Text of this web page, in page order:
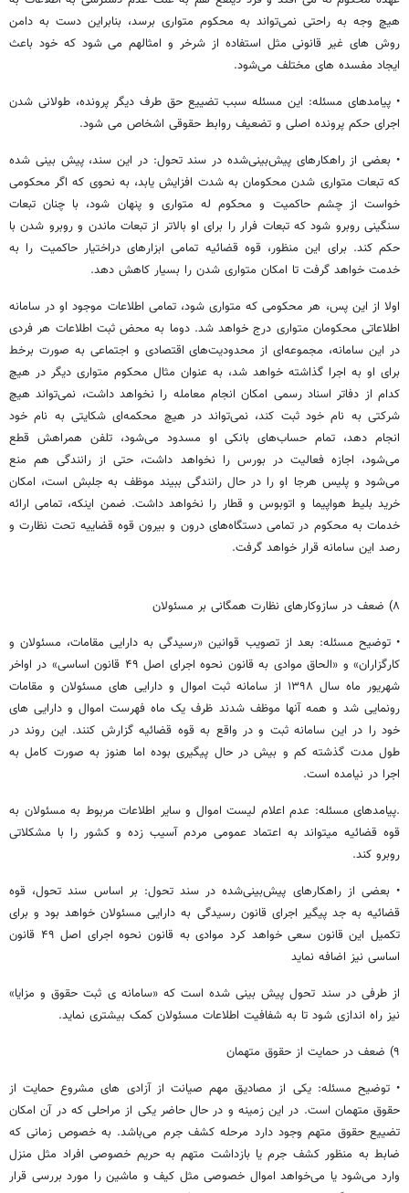
هیچ وجه به راحتی نمی‌تواند به محکوم متواری برسد، بنابراین دست به دامن
روش های غیر قانونی مثل استفاده از شرخر و امثالهم می شود که خود باعث
ایجاد مفسده های مختلف می‌شود.
• پیامدهای مسئله: این مسئله سبب تضییع حق طرف دیگر پرونده، طولانی شدن
اجرای حکم پرونده اصلی و تضعیف روابط حقوقی اشخاص می شود.
• بعضی از راهکارهای پیش‌بینی‌شده در سند تحول: در این سند، پیش بینی شده
که تبعات متواری شدن محکومان به شدت افزایش یابد، به نحوی که اگر محکومی
خواست از چشم حاکمیت و محکوم له متواری و پنهان شود، با چنان تبعات
سنگینی روبرو شود که تبعات فرار را برای او بالاتر از تبعات ماندن و روبرو شدن با
حکم کند. برای این منظور، قوه قضائیه تمامی ابزارهای دراختیار حاکمیت را به
خدمت خواهد گرفت تا امکان متواری شدن را بسیار کاهش دهد.
اولا از این پس، هر محکومی که متواری شود، تمامی اطلاعات موجود او در سامانه
اطلاعاتی محکومان متواری درج خواهد شد. دوما به محض ثبت اطلاعات هر فردی
در این سامانه، مجموعه‌ای از محدودیت‌های اقتصادی و اجتماعی به صورت برخط
برای او به اجرا گذاشته خواهد شد، به عنوان مثال محکوم متواری دیگر در هیچ
کدام از دفاتر اسناد رسمی امکان انجام معامله را نخواهد داشت، نمی‌تواند هیچ
شرکتی به نام خود ثبت کند، نمی‌تواند در هیچ محکمه‌ای شکایتی به نام خود
انجام دهد، تمام حساب‌های بانکی او مسدود می‌شود، تلفن همراهش قطع
می‌شود، اجازه فعالیت در بورس را نخواهد داشت، حتی از رانندگی هم منع
می‌شود و پلیس هرجا او را در حال رانندگی ببیند موظف به جلبش است، امکان
خرید بلیط هواپیما و اتوبوس و قطار را نخواهد داشت. ضمن اینکه، تمامی ارائه
خدمات به محکوم در تمامی دستگاه‌های درون و بیرون قوه قضاییه تحت نظارت و
رصد این سامانه قرار خواهد گرفت.
۸) ضعف در سازوکارهای نظارت همگانی بر مسئولان
• توضیح مسئله: بعد از تصویب قوانین «رسیدگی به دارایی مقامات، مسئولان و
کارگزاران» و «الحاق موادی به قانون نحوه اجرای اصل ۴۹ قانون اساسی» در اواخر
شهریور ماه سال ۱۳۹۸ از سامانه ثبت اموال و دارایی های مسئولان و مقامات
رونمایی شد و همه آنها موظف شدند ظرف یک ماه فهرست اموال و دارایی های
خود را در این سامانه ثبت و در واقع به قوه قضائیه گزارش کنند. این روند در
طول مدت گذشته کم و بیش در حال پیگیری بوده اما هنوز به صورت کامل به
اجرا در نیامده است.
.پیامدهای مسئله: عدم اعلام لیست اموال و سایر اطلاعات مربوط به مسئولان به
قوه قضائیه میتواند به اعتماد عمومی مردم آسیب زده و کشور را با مشکلاتی
روبرو کند.
• بعضی از راهکارهای پیش‌بینی‌شده در سند تحول: بر اساس سند تحول، قوه
قضائیه به جد پیگیر اجرای قانون رسیدگی به دارایی مسئولان خواهد بود و برای
تکمیل این قانون سعی خواهد کرد موادی به قانون نحوه اجرای اصل ۴۹ قانون
اساسی نیز اضافه نماید
از طرفی در سند تحول پیش بینی شده است که «سامانه ی ثبت حقوق و مزایا»
نیز راه اندازی شود تا به شفافیت اطلاعات مسئولان کمک بیشتری نماید.
۹) ضعف در حمایت از حقوق متهمان
• توضیح مسئله: یکی از مصادیق مهم صیانت از آزادی های مشروع حمایت از
حقوق متهمان است. در این زمینه و در حال حاضر یکی از مراحلی که در آن امکان
تضییع حقوق متهم وجود دارد مرحله کشف جرم می‌باشد. به خصوص زمانی که
ضابط به منظور کشف جرم یا بازداشت متهم به حریم خصوصی افراد مثل منزل
وارد می‌شود یا می‌خواهد اموال خصوصی مثل کیف و ماشین را مورد بررسی قرار